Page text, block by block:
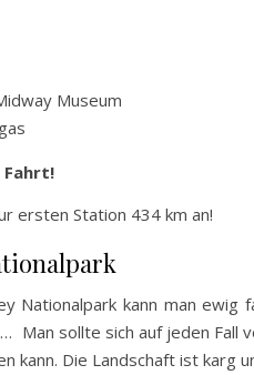
Museum
Fahrt!
ersten Station 434 km an!
Nationalpark kann man
Man sollte sich auf jeden Fall
kann. Die Landschaft ist karg